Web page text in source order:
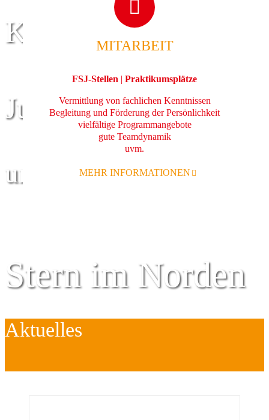
Kinder
Jugend
und Familie
Stern im Norden
Zentrum für
MITARBEIT
FSJ-Stellen | Praktikumsplätze
Vermittlung von fachlichen Kenntnissen
Begleitung und Förderung der Persönlichkeit
vielfältige Programmangebote
gute Teamdynamik
uvm.
MEHR INFORMATIONEN
Aktuelles